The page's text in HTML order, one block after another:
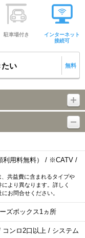
駐車場付き
インターネット
接続可
い 無料
利用料無料） / ※CATV /
共益費に含まれるタイプや
より異なります。詳しく
お問合せください。
ズボックス1ヵ所
コンロ2口以上 / システム